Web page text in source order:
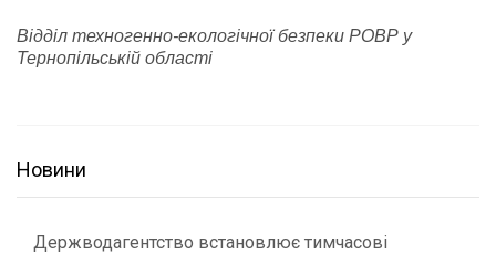
Відділ техногенно-екологічної безпеки РОВР у
Тернопільській області
Новини
Держводагентство встановлює тимчасові